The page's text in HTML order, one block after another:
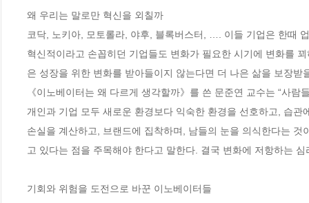
왜 우리는 말로만 혁신을 외칠까
코닥, 노키아, 모토롤라, 야후, 블록버스터, …. 이들 기업은 한때
혁신적이라고 손꼽히던 기업들도 변화가 필요한 시기에 변화를
은 성장을 위한 변화를 받아들이지 않는다면 더 나은 삶을 보장받
《이노베이터는 왜 다르게 생각할까》를 쓴 문준연 교수는 “사
개인과 기업 모두 새로운 환경보다 익숙한 환경을 선호하고, 습
손실을 계산하고, 브랜드에 집착하며, 남들의 눈을 의식한다는
고 있다는 점을 주목해야 한다고 말한다. 결국 변화에 저항하는
기회와 위험을 도전으로 바꾼 이노베이터들